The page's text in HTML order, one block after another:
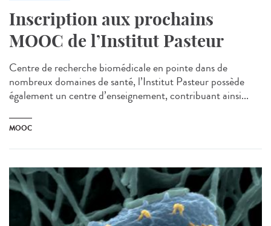
Inscription aux prochains
MOOC de l’Institut Pasteur
Centre de recherche biomédicale en pointe dans de
nombreux domaines de santé, l’Institut Pasteur possède
également un centre d’enseignement, contribuant ainsi...
MOOC